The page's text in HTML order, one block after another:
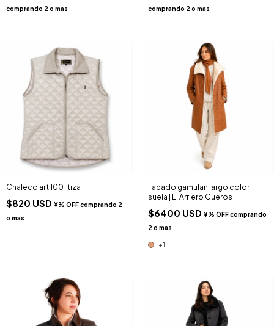
Chaleco art 1001 tiza
$820 USD
Tapado gamulan largo color
suela | El Arriero Cueros
$6400 USD
+1